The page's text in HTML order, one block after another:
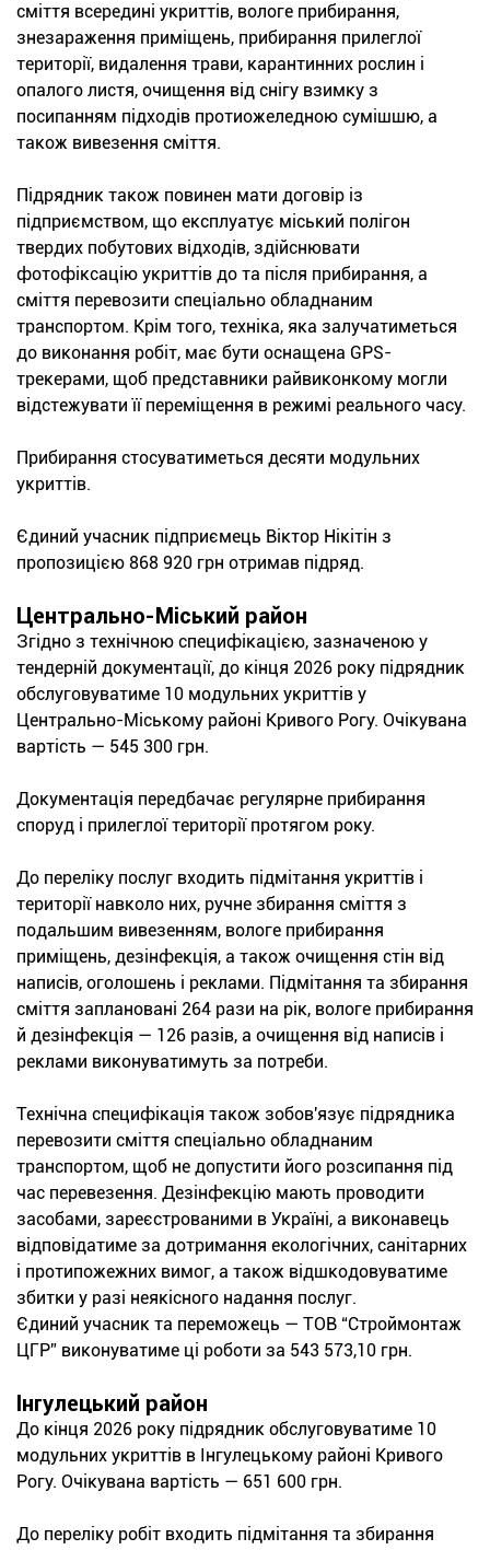
сміття всередині укриттів, вологе прибирання,
знезараження приміщень, прибирання прилеглої
території, видалення трави, карантинних рослин і
опалого листя, очищення від снігу взимку з
посипанням підходів протиожеледною сумішшю, а
також вивезення сміття.
Підрядник також повинен мати договір із
підприємством, що експлуатує міський полігон
твердих побутових відходів, здійснювати
фотофіксацію укриттів до та після прибирання, а
сміття перевозити спеціально обладнаним
транспортом. Крім того, техніка, яка залучатиметься
до виконання робіт, має бути оснащена GPS-
трекерами, щоб представники райвиконкому могли
відстежувати її переміщення в режимі реального часу.
Прибирання стосуватиметься десяти модульних
укриттів.
Єдиний учасник підприємець Віктор Нікітін з
пропозицією 868 920 грн отримав підряд.
Центрально-Міський район
Згідно з технічною специфікацією, зазначеною у
тендерній документації, до кінця 2026 року підрядник
обслуговуватиме 10 модульних укриттів у
Центрально-Міському районі Кривого Рогу. Очікувана
вартість — 545 300 грн.
Документація передбачає регулярне прибирання
споруд і прилеглої території протягом року.
До переліку послуг входить підмітання укриттів і
території навколо них, ручне збирання сміття з
подальшим вивезенням, вологе прибирання
приміщень, дезінфекція, а також очищення стін від
написів, оголошень і реклами. Підмітання та збирання
сміття заплановані 264 рази на рік, вологе прибирання
й дезінфекція — 126 разів, а очищення від написів і
реклами виконуватимуть за потреби.
Технічна специфікація також зобов'язує підрядника
перевозити сміття спеціально обладнаним
транспортом, щоб не допустити його розсипання під
час перевезення. Дезінфекцію мають проводити
засобами, зареєстрованими в Україні, а виконавець
відповідатиме за дотримання екологічних, санітарних
і протипожежних вимог, а також відшкодовуватиме
збитки у разі неякісного надання послуг.
Єдиний учасник та переможець — ТОВ “Строймонтаж
ЦГР” виконуватиме ці роботи за 543 573,10 грн.
Інгулецький район
До кінця 2026 року підрядник обслуговуватиме 10
модульних укриттів в Інгулецькому районі Кривого
Рогу. Очікувана вартість — 651 600 грн.
До переліку робіт входить підмітання та збирання